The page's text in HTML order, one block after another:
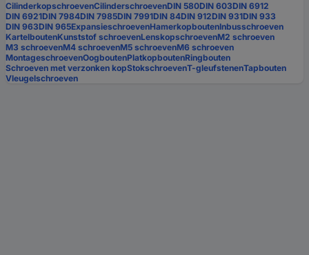
CilinderkopschroevenCilinderschroevenDIN 580DIN 603DIN 6912
DIN 6921DIN 7984DIN 7985DIN 7991DIN 84DIN 912DIN 931DIN 933
DIN 963DIN 965ExpansieschroevenHamerkopboutenInbusschroeven
KartelboutenKunststof schroevenLenskopschroevenM2 schroeven
M3 schroevenM4 schroevenM5 schroevenM6 schroeven
MontageschroevenOogboutenPlatkopboutenRingbouten
Schroeven met verzonken kopStokschroevenT-gleufstenenTapbouten
Vleugelschroeven